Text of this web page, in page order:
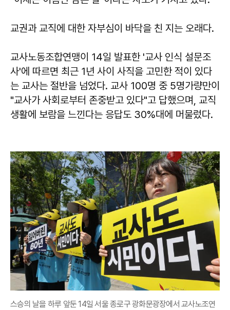
교권과 교직에 대한 자부심이 바닥을 친 지는 오래다.
교사노동조합연맹이 14일 발표한 '교사 인식 설문조
사'에 따르면 최근 1년 사이 사직을 고민한 적이 있다
는 교사는 절반을 넘었다. 교사 100명 중 5명가량만이
"교사가 사회로부터 존중받고 있다"고 답했으며, 교직
생활에 보람을 느낀다는 응답도 30%대에 머물렀다.
스승의 날을 하루 앞둔 14일 서울 종로구 광화문광장에서 교사노조연